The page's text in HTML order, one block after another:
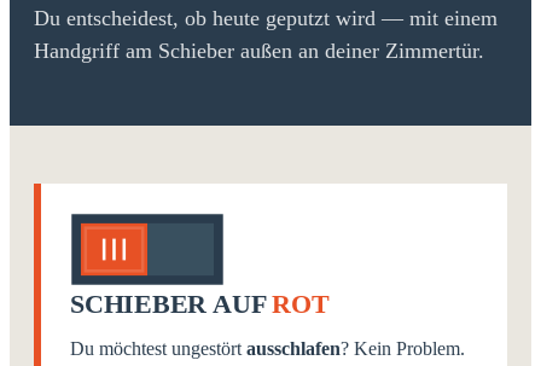
Du entscheidest, ob heute geputzt wird — mit einem
Handgriff am Schieber außen an deiner Zimmertür.
SCHIEBER AUFROT
Du möchtest ungestörtausschlafen? Kein Problem.